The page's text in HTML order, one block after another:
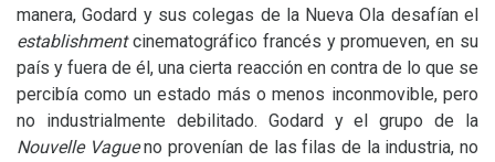
manera, Godard y sus colegas de la Nueva Ola desafían el
establishmentcinematográfico francés y promueven, en su
país y fuera de él, una cierta reacción en contra de lo que se
percibía como un estado más o menos inconmovible, pero
no industrialmente debilitado. Godard y el grupo de la
Nouvelle Vagueno provenían de las filas de la industria, no